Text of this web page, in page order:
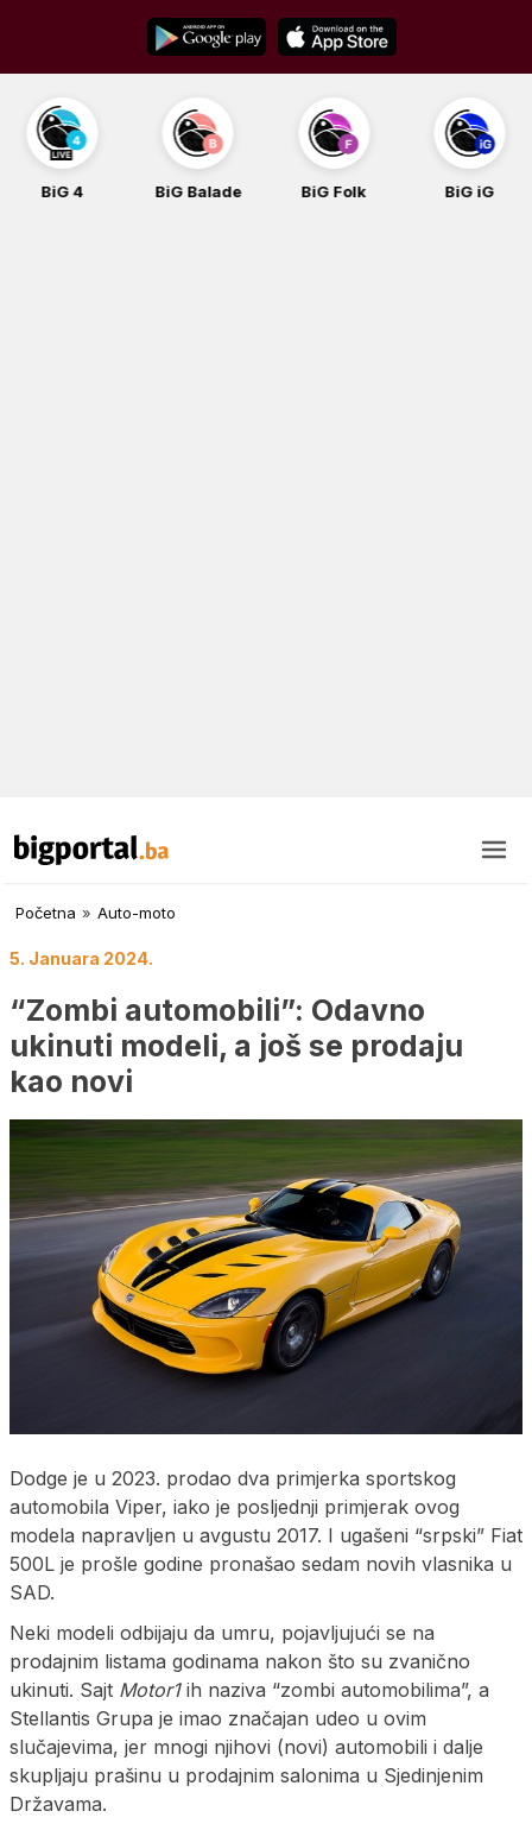
content
BiG 4 BiG Balade BiG Folk BiG iG
Početna » Auto-moto
5. Januara 2024.
“Zombi automobili”: Odavno
ukinuti modeli, a još se prodaju
kao novi
Dodge je u 2023. prodao dva primjerka sportskog
automobila Viper, iako je posljednji primjerak ovog
modela napravljen u avgustu 2017. I ugašeni “srpski” Fiat
500L je prošle godine pronašao sedam novih vlasnika u
SAD.
Neki modeli odbijaju da umru, pojavljujući se na
prodajnim listama godinama nakon što su zvanično
ukinuti. Sajt Motor1 ih naziva “zombi automobilima”, a
Stellantis Grupa je imao značajan udeo u ovim
slučajevima, jer mnogi njihovi (novi) automobili i dalje
skupljaju prašinu u prodajnim salonima u Sjedinjenim
Državama.